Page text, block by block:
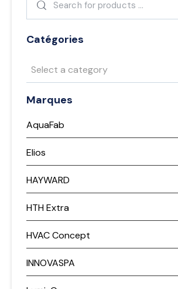
Catégories
Select a category
Marques
AquaFab
Elios
HAYWARD
HTH Extra
HVAC Concept
INNOVASPA